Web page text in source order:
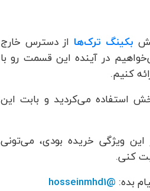
بکینگ ترک‌ها از دسترس خارج
در آینده این قسمت رو با
کنیم.
استفاده می‌کردید و بابت این
این ویژگی خریده بودی، می‌تونی
کنی.
بده: @hosseinmhd1